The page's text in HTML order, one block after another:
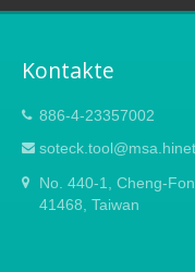
Kontakte
886-4-23357002
No. 440-1, Cheng-
41468, Taiwan